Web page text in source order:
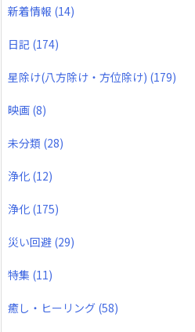
新着情報 (14)
日記 (174)
星除け(八方除け・方位除け) (179)
映画 (8)
未分類 (28)
浄化 (12)
浄化 (175)
災い回避 (29)
特集 (11)
癒し・ヒーリング (58)